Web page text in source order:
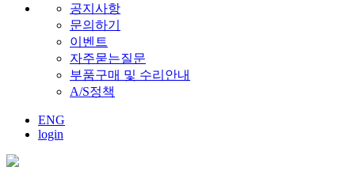
공지사항
문의하기
이벤트
자주묻는질문
부품구매 및 수리안내
A/S정책
ENG
login